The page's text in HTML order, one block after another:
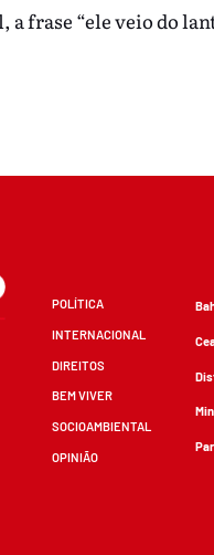
frase “ele veio do
POLÍTICA
INTERNACIONAL
DIREITOS
BEM VIVER
SOCIOAMBIENTAL
OPINIÃO